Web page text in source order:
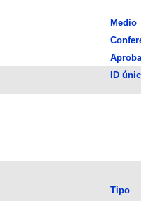
Medio
ID
Tipo